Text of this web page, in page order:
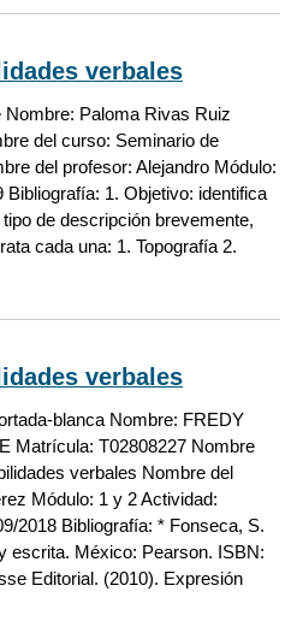
verbales
Nombre: Paloma Rivas Ruiz
del curso: Seminario de
del profesor: Alejandro Módulo:
Bibliografía: 1. Objetivo: identifica
de descripción brevemente,
cada una: 1. Topografía 2.
verbales
blanca Nombre: FREDY
Matrícula: T02808227 Nombre
verbales Nombre del
Módulo: 1 y 2 Actividad:
2018 Bibliografía: * Fonseca, S.
escrita. México: Pearson. ISBN:
Editorial. (2010). Expresión